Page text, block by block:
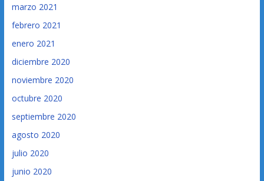
marzo 2021
febrero 2021
enero 2021
diciembre 2020
noviembre 2020
octubre 2020
septiembre 2020
agosto 2020
julio 2020
junio 2020